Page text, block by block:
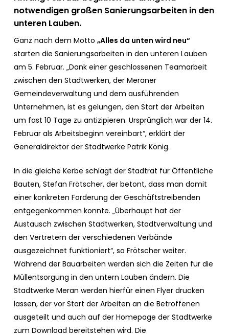
notwendigen großen Sanierungsarbeiten in den
unteren Lauben.
Ganz nach dem Motto „Alles da unten wird neu“
starten die Sanierungsarbeiten in den unteren Lauben
am 5. Februar. „Dank einer geschlossenen Teamarbeit
zwischen den Stadtwerken, der Meraner
Gemeindeverwaltung und dem ausführenden
Unternehmen, ist es gelungen, den Start der Arbeiten
um fast 10 Tage zu antizipieren. Ursprünglich war der 14.
Februar als Arbeitsbeginn vereinbart“, erklärt der
Generaldirektor der Stadtwerke Patrik König.
In die gleiche Kerbe schlägt der Stadtrat für Öffentliche
Bauten, Stefan Frötscher, der betont, dass man damit
einer konkreten Forderung der Geschäftstreibenden
entgegenkommen konnte. „Überhaupt hat der
Austausch zwischen Stadtwerken, Stadtverwaltung und
den Vertretern der verschiedenen Verbände
ausgezeichnet funktioniert“, so Frötscher weiter.
Während der Bauarbeiten werden sich die Zeiten für die
Müllentsorgung in den untern Lauben ändern. Die
Stadtwerke Meran werden hierfür einen Flyer drucken
lassen, der vor Start der Arbeiten an die Betroffenen
ausgeteilt und auch auf der Homepage der Stadtwerke
zum Download bereitstehen wird. Die